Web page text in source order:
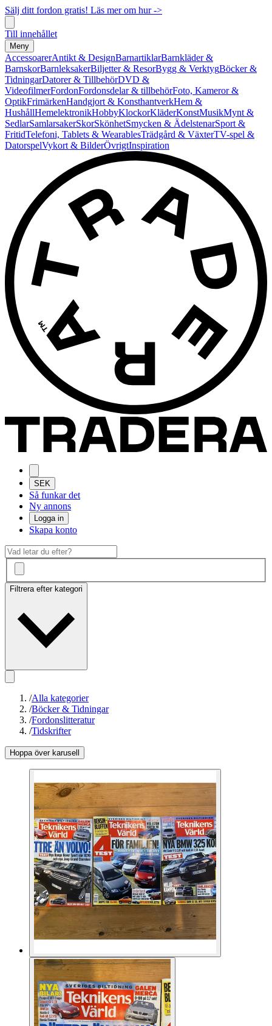
Sälj ditt fordon gratis! Läs mer om hur ->
Till innehållet
Meny
AccessoarerAntikt & DesignBarnartiklarBarnkläder &
BarnskorBarnleksakerBiljetter & ResorBygg & VerktygBöcker &
TidningarDatorer & TillbehörDVD &
VideofilmerFordonFordonsdelar & tillbehörFoto, Kameror &
OptikFrimärkenHandgjort & KonsthantverkHem &
HushållHemelektronikHobbyKlockorKläderKonstMusikMynt &
SedlarSamlarsakerSkorSkönhetSmycken & ÄdelstenarSport &
FritidTelefoni, Tablets & WearablesTrädgård & VäxterTV-spel &
DatorspelVykort & BilderÖvrigtInspiration
SEK
Så funkar det
Ny annons
Logga in
Skapa konto
Filtrera efter kategori
/Alla kategorier
/Böcker & Tidningar
/Fordonslitteratur
/Tidskrifter
Hoppa över karusell